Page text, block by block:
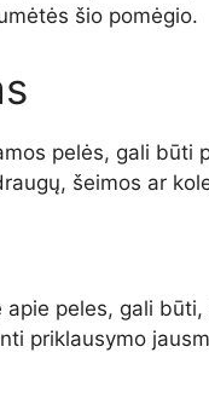
šio pomėgio.
pelės, gali būti
šeimos ar
peles, gali
priklausymo